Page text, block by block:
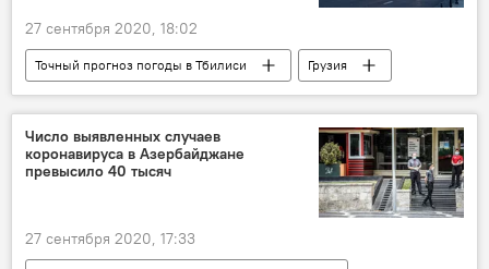
27 сентября 2020, 18:02
Точный прогноз погоды в Тбилиси
Грузия
НОВОСТИ
Тбилиси
Прогноз погоды в Тбилиси
Число выявленных случаев
коронавируса в Азербайджане
превысило 40 тысяч
27 сентября 2020, 17:33